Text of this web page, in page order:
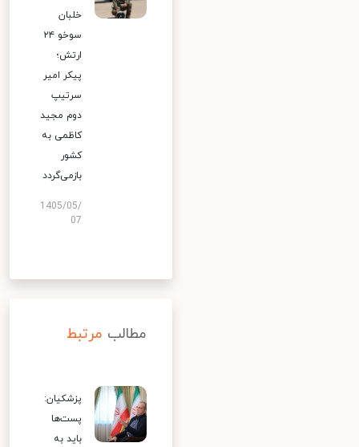
خلبان
سوخو ۲۴
ارتش؛
پیکر امیر
سرتیپ
دوم مجید
کاظمی به
کشور
بازمی‌گردد
1405/05/
07
مطالب مرتبط
پزشکیان:
پست‌ها
باید به